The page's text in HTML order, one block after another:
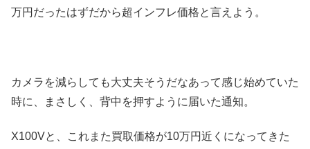
万円だったはずだから超インフレ価格と言えよう。
カメラを減らしても大丈夫そうだなあって感じ始めていた
時に、まさしく、背中を押すように届いた通知。
X100Vと、これまた買取価格が10万円近くになってきた